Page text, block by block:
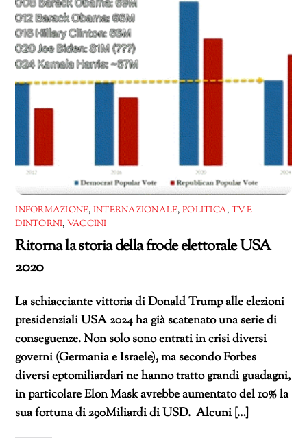
INFORMAZIONE, INTERNAZIONALE, POLITICA, TV E
DINTORNI, VACCINI
Ritorna la storia della frode elettorale USA
2020
La schiacciante vittoria di Donald Trump alle elezioni
presidenziali USA 2024 ha già scatenato una serie di
conseguenze. Non solo sono entrati in crisi diversi
governi (Germania e Israele), ma secondo Forbes
diversi eptomiliardari ne hanno tratto grandi guadagni,
in particolare Elon Mask avrebbe aumentato del 10% la
sua fortuna di 290Miliardi di USD. Alcuni […]